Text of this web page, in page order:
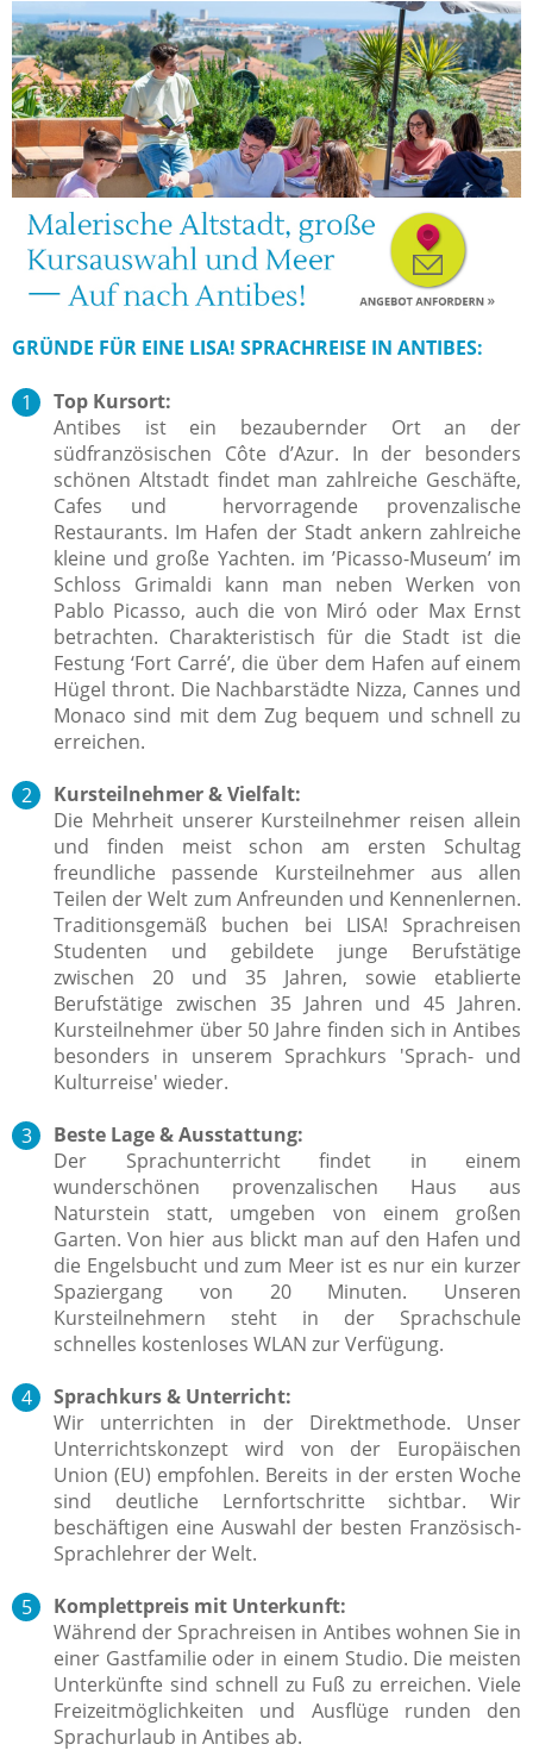
GRÜNDE FÜR EINE LISA! SPRACHREISE IN ANTIBES:
Top Kursort:
Antibes ist ein bezaubernder Ort an der
südfranzösischen Côte d’Azur. In der besonders
schönen Altstadt findet man zahlreiche Geschäfte,
Cafes und hervorragende provenzalische
Restaurants. Im Hafen der Stadt ankern zahlreiche
kleine und große Yachten. im ’Picasso-Museum’ im
Schloss Grimaldi kann man neben Werken von
Pablo Picasso, auch die von Miró oder Max Ernst
betrachten. Charakteristisch für die Stadt ist die
Festung ‘Fort Carré’, die über dem Hafen auf einem
Hügel thront. Die Nachbarstädte Nizza, Cannes und
Monaco sind mit dem Zug bequem und schnell zu
erreichen.
Kursteilnehmer & Vielfalt:
Die Mehrheit unserer Kursteilnehmer reisen allein
und finden meist schon am ersten Schultag
freundliche passende Kursteilnehmer aus allen
Teilen der Welt zum Anfreunden und Kennenlernen.
Traditionsgemäß buchen bei LISA! Sprachreisen
Studenten und gebildete junge Berufstätige
zwischen 20 und 35 Jahren, sowie etablierte
Berufstätige zwischen 35 Jahren und 45 Jahren.
Kursteilnehmer über 50 Jahre finden sich in Antibes
besonders in unserem Sprachkurs 'Sprach- und
Kulturreise' wieder.
Beste Lage & Ausstattung:
Der Sprachunterricht findet in einem
wunderschönen provenzalischen Haus aus
Naturstein statt, umgeben von einem großen
Garten. Von hier aus blickt man auf den Hafen und
die Engelsbucht und zum Meer ist es nur ein kurzer
Spaziergang von 20 Minuten. Unseren
Kursteilnehmern steht in der Sprachschule
schnelles kostenloses WLAN zur Verfügung.
Sprachkurs & Unterricht:
Wir unterrichten in der Direktmethode. Unser
Unterrichtskonzept wird von der Europäischen
Union (EU) empfohlen. Bereits in der ersten Woche
sind deutliche Lernfortschritte sichtbar. Wir
beschäftigen eine Auswahl der besten Französisch-
Sprachlehrer der Welt.
Komplettpreis mit Unterkunft:
Während der Sprachreisen in Antibes wohnen Sie in
einer Gastfamilie oder in einem Studio. Die meisten
Unterkünfte sind schnell zu Fuß zu erreichen. Viele
Freizeitmöglichkeiten und Ausflüge runden den
Sprachurlaub in Antibes ab.